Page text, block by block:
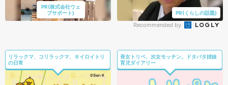
PR(株式会社ウェ
ブサポート)
PR(くらしの話題)
Recommended by
リラックマ、コリラックマ、キイロイトリ
の日常
長女トリペ、次女モッチン。ドタバタ姉妹
育児ダイアリー